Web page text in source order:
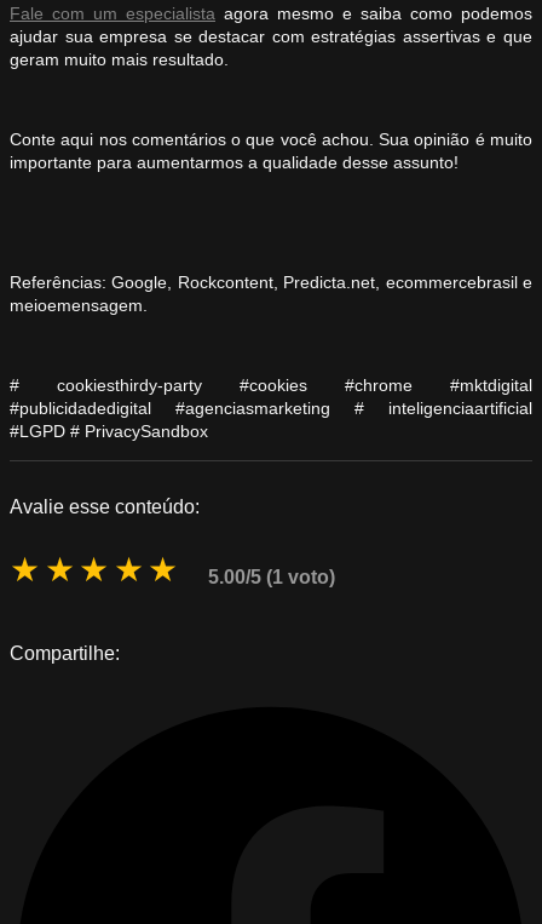
Fale com um especialista agora mesmo e saiba como podemos
ajudar sua empresa se destacar com estratégias assertivas e que
geram muito mais resultado.
Conte aqui nos comentários o que você achou. Sua opinião é muito
importante para aumentarmos a qualidade desse assunto!
Referências: Google, Rockcontent, Predicta.net, ecommercebrasil e
meioemensagem.
# cookiesthirdy-party #cookies #chrome #mktdigital
#publicidadedigital #agenciasmarketing # inteligenciaartificial
#LGPD # PrivacySandbox
Avalie esse conteúdo:
★
★
★
★
★ 5.00/5 (1 voto)
Compartilhe: